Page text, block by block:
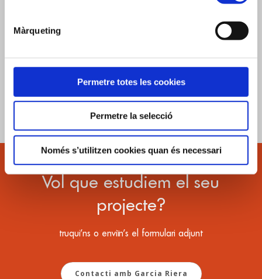
Màrqueting
Permetre totes les cookies
Permetre la selecció
Només s’utilitzen cookies quan és necessari
Vol que estudiem el seu
projecte?
truqui’ns o enviïn’s el formulari adjunt
Contacti amb Garcia Riera